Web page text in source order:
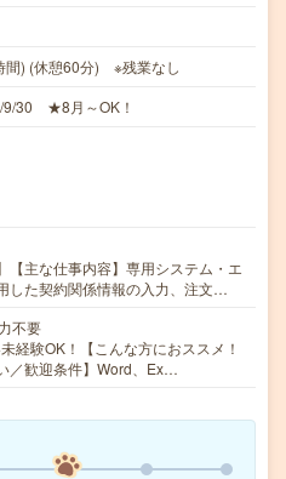
間) (休憩60分) ※残業なし
9/30 ★8月～OK！
【主な仕事内容】専用システム・エ
した契約関係情報の入力、注文…
不要
経験OK！【こんな方におススメ！
／歓迎条件】Word、Ex…